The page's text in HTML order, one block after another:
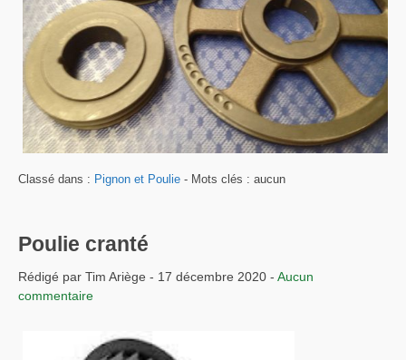
Classé dans : Pignon et Poulie - Mots clés : aucun
Poulie cranté
Rédigé par Tim Ariège - 17 décembre 2020 - Aucun
commentaire